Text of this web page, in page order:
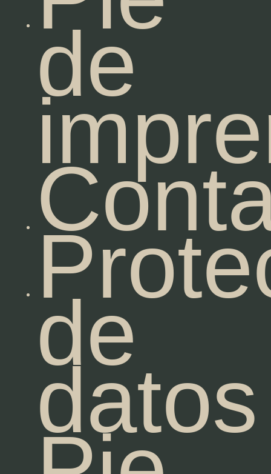
de
de
datos